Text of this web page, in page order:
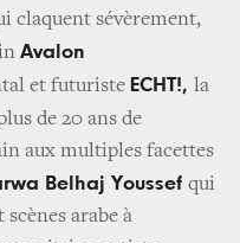
claquent sévèrement,
Avalon
et futuriste ECHT!, la
de 20 ans de
aux multiples facettes
Belhaj Youssef qui
arabe à